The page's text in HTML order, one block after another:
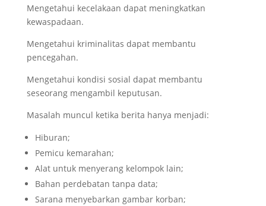
Mengetahui kecelakaan dapat meningkatkan
kewaspadaan.
Mengetahui kriminalitas dapat membantu
pencegahan.
Mengetahui kondisi sosial dapat membantu
seseorang mengambil keputusan.
Masalah muncul ketika berita hanya menjadi:
Hiburan;
Pemicu kemarahan;
Alat untuk menyerang kelompok lain;
Bahan perdebatan tanpa data;
Sarana menyebarkan gambar korban;